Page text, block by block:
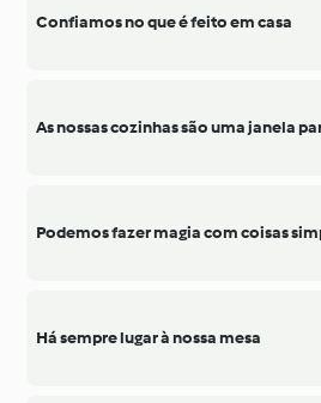
Confiamos no que é feito em casa
As nossas cozinhas são uma janela
Podemos fazer magia com coisas
Há sempre lugar à nossa mesa